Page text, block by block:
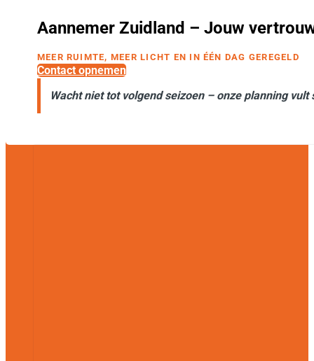
Aannemer Zuidland – Jouw
MEER RUIMTE, MEER LICHT EN IN ÉÉN DAG GEREGELD
Contact opnemen
Wacht niet tot volgend seizoen – onze planning vult